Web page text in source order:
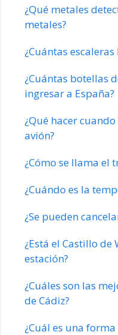
¿Qué metales
metales?
¿Cuántas
¿Cuántas botellas
ingresar a España?
¿Qué hacer
avión?
¿Cómo se llama el
¿Cuándo es la
¿Se pueden
¿Está el Castillo de
estación?
¿Cuáles son las
de Cádiz?
¿Cuál es una